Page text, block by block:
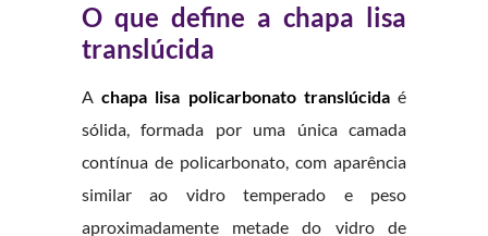
O que define a chapa lisa
translúcida
Achapa lisa policarbonato translúcidaé
sólida, formada por uma única camada
contínua de policarbonato, com aparência
similar ao vidro temperado e peso
aproximadamente metade do vidro de